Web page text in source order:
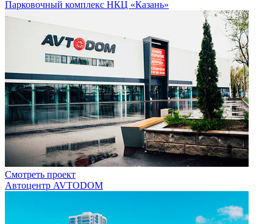
Парковочный комплекс НКЦ «Казань»
Смотреть проект
Автоцентр AVTODOM